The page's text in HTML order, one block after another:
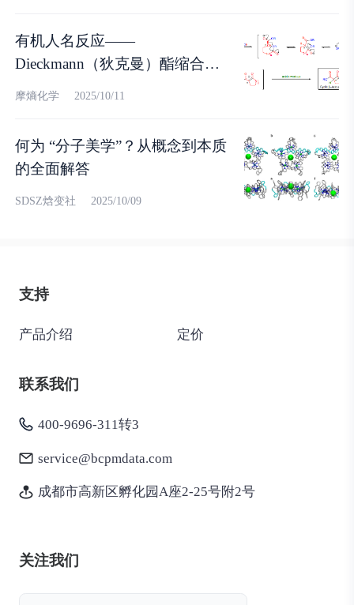
有机人名反应——
Dieckmann（狄克曼）酯缩合反
应！
摩熵化学 2025/10/11
何为 “分子美学”？从概念到本质
的全面解答
SDSZ焓变社 2025/10/09
支持
产品介绍 定价
联系我们
400-9696-311转3
service@bcpmdata.com
成都市高新区孵化园A座2-25号附2号
关注我们